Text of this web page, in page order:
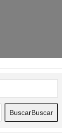
BuscarBuscar